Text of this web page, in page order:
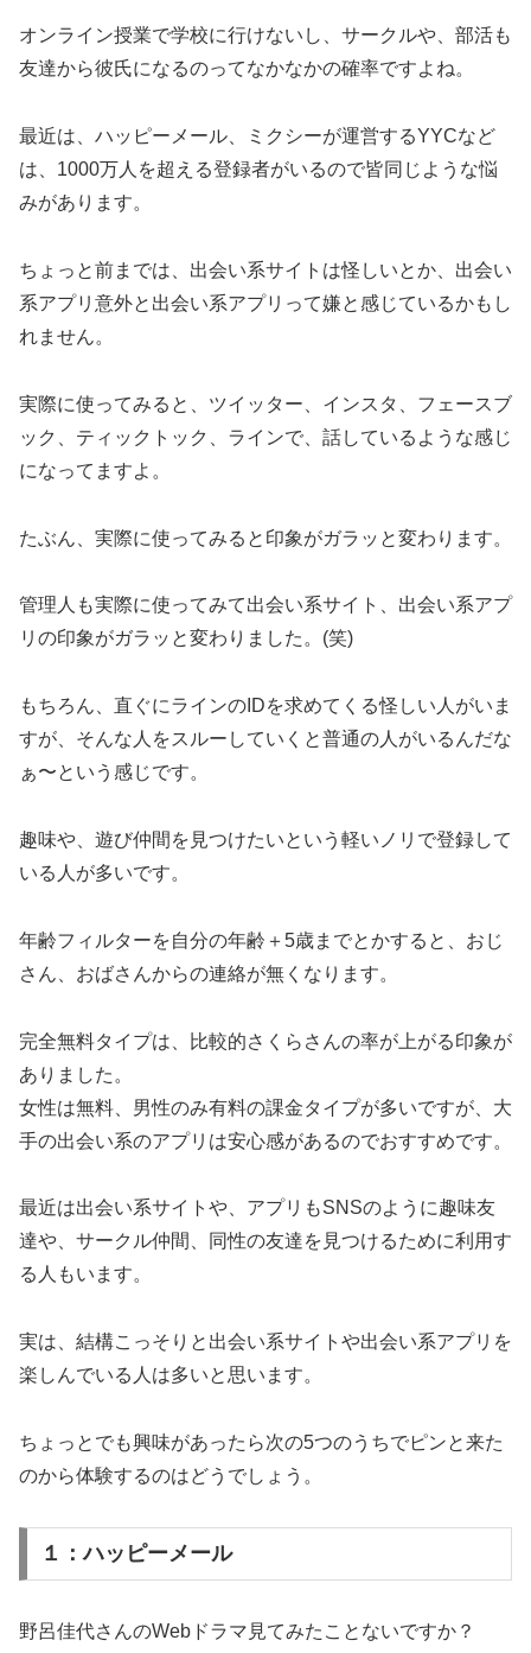
オンライン授業で学校に行けないし、サークルや、部活も
友達から彼氏になるのってなかなかの確率ですよね。
最近は、ハッピーメール、ミクシーが運営するYYCなど
は、1000万人を超える登録者がいるので皆同じような悩
みがあります。
ちょっと前までは、出会い系サイトは怪しいとか、出会い
系アプリ意外と出会い系アプリって嫌と感じているかもし
れません。
実際に使ってみると、ツイッター、インスタ、フェースブ
ック、ティックトック、ラインで、話しているような感じ
になってますよ。
たぶん、実際に使ってみると印象がガラッと変わります。
管理人も実際に使ってみて出会い系サイト、出会い系アプ
リの印象がガラッと変わりました。(笑)
もちろん、直ぐにラインのIDを求めてくる怪しい人がいま
すが、そんな人をスルーしていくと普通の人がいるんだな
ぁ〜という感じです。
趣味や、遊び仲間を見つけたいという軽いノリで登録して
いる人が多いです。
年齢フィルターを自分の年齢＋5歳までとかすると、おじ
さん、おばさんからの連絡が無くなります。
完全無料タイプは、比較的さくらさんの率が上がる印象が
ありました。
女性は無料、男性のみ有料の課金タイプが多いですが、大
手の出会い系のアプリは安心感があるのでおすすめです。
最近は出会い系サイトや、アプリもSNSのように趣味友
達や、サークル仲間、同性の友達を見つけるために利用す
る人もいます。
実は、結構こっそりと出会い系サイトや出会い系アプリを
楽しんでいる人は多いと思います。
ちょっとでも興味があったら次の5つのうちでピンと来た
のから体験するのはどうでしょう。
１：ハッピーメール
野呂佳代さんのWebドラマ見てみたことないですか？